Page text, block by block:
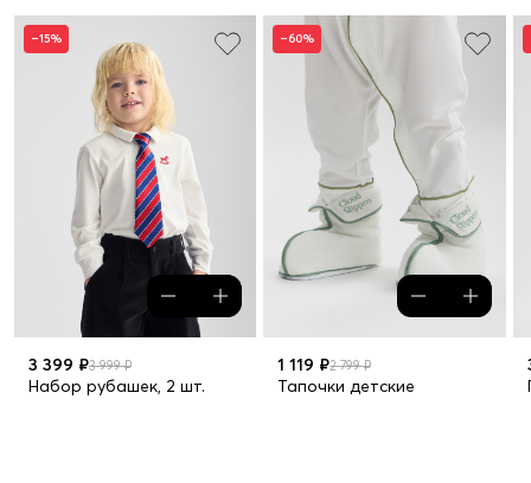
–15%
3 399 ₽3 999 ₽
Набор рубашек, 2 шт.
–60%
1 119 ₽2 799 ₽
Тапочки детские